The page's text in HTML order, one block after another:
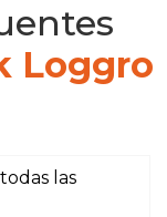
Loggro
las